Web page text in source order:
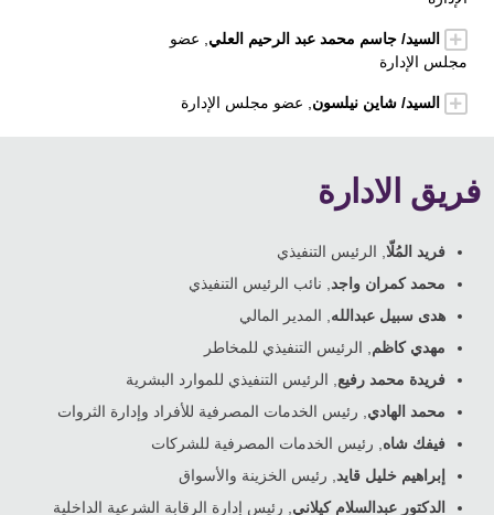
السيد/ جاسم محمد عبد الرحيم العلي, عضو
مجلس الإدارة
السيد/ شاين نيلسون, عضو مجلس الإدارة
فريق الادارة
فريد المُلّا, الرئيس التنفيذي
محمد كمران واجد, نائب الرئيس التنفيذي
هدى سبيل عبدالله, المدير المالي
مهدي كاظم, الرئيس التنفيذي للمخاطر
فريدة محمد رفيع, الرئيس التنفيذي للموارد البشرية
محمد الهادي, رئيس الخدمات المصرفية للأفراد وإدارة الثروات
فيفك شاه, رئيس الخدمات المصرفية للشركات
إبراهيم خليل قايد, رئيس الخزينة والأسواق
الدكتور عبدالسلام كيلاني, رئيس إدارة الرقابة الشرعية الداخلية